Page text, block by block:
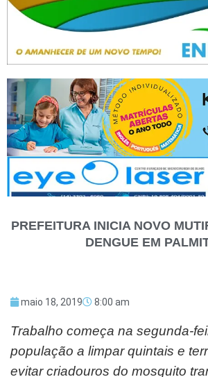
PREFEITURA INICIA NOVO
DENGUE EM
maio 18, 2019 8:00 am
Trabalho começa na segunda-
população a limpar quintais e
evitar criadouros do mosquito